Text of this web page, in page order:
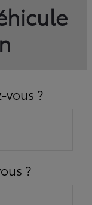
vous ?
?